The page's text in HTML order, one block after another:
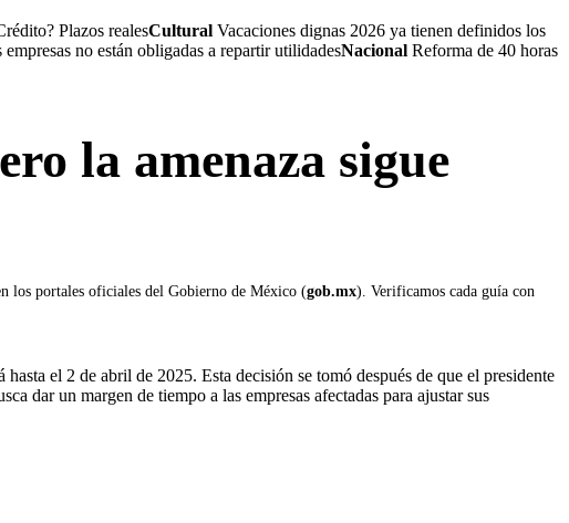
Plazos realesCultural Vacaciones dignas 2026 ya tienen definidos los
no están obligadas a repartir utilidadesNacional Reforma de 40 horas
la amenaza sigue
los portales oficiales del Gobierno de México (gob.mx). Verificamos cada guía con
el 2 de abril de 2025. Esta decisión se tomó después de que el presidente
dar un margen de tiempo a las empresas afectadas para ajustar sus